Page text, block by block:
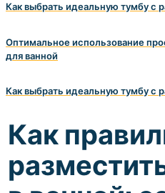
Как выбрать идеальную тумбу с
Оптимальное использование
для ванной
Как выбрать идеальную тумбу с
Как